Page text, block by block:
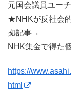
元国会議員ユー
★NHKが反社会
拠記事→
NHK集金で得た
https://
html